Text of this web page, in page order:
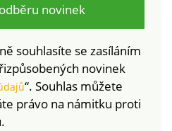
novinek
souhlasíte se zasíláním
novinek
“. Souhlas můžete
právo na námitku proti